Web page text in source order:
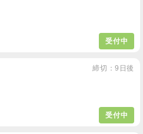
受付中
締切：9日後
受付中